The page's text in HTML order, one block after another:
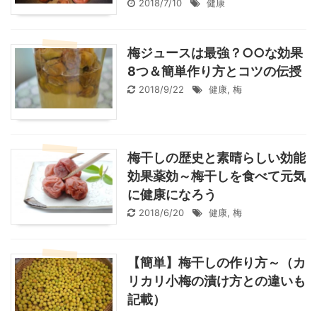
2018/7/10 健康
梅ジュースは最強？○○な効果
8つ＆簡単作り方とコツの伝授
2018/9/22 健康, 梅
梅干しの歴史と素晴らしい効能
効果薬効～梅干しを食べて元気
に健康になろう
2018/6/20 健康, 梅
【簡単】梅干しの作り方～（カ
リカリ小梅の漬け方との違いも
記載）